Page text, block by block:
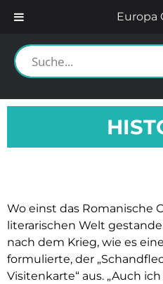
Wo einst das Romanische
literarischen Welt
nach dem Krieg, wie es
formulierte, der
Visitenkarte“ aus. „Auch
Europa